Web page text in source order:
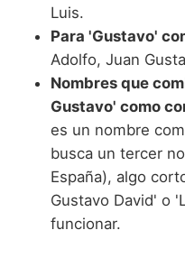
Luis.
Para 'Gustavo'
Adolfo, Juan
Nombres que
Gustavo' como
es un nombre
busca un tercer
España), algo
Gustavo David' o
funcionar.